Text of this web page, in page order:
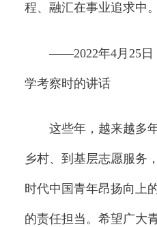
程、融汇在事业追求中。
——2022年4月25日
学考察时的讲话
这些年，越来越多年
乡村、到基层志愿服务
时代中国青年昂扬向上
的责任担当。希望广大